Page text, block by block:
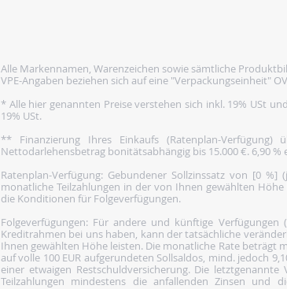
Alle Markennamen, Warenzeichen sowie sämtliche
VPE-Angaben beziehen sich auf eine "Verpackungseinheit"
* Alle hier genannten Preise verstehen sich inkl. 19% USt
19% USt.
** Finanzierung Ihres Einkaufs (Ratenplan-
Nettodarlehensbetrag bonitätsabhängig bis 15.000 €. 6,90
Ratenplan-Verfügung: Gebundener Sollzinssatz von [0
monatliche Teilzahlungen in der von Ihnen gewählten
die Konditionen für Folgeverfügungen.
Folgeverfügungen: Für andere und künftige Verfügungen
Kreditrahmen bei uns haben, kann der tatsächliche
Ihnen gewählten Höhe leisten. Die monatliche Rate beträgt
auf volle 100 EUR aufgerundeten Sollsaldos, mind. jedoch
einer etwaigen Restschuldversicherung. Die
Teilzahlungen mindestens die anfallenden Zinsen und